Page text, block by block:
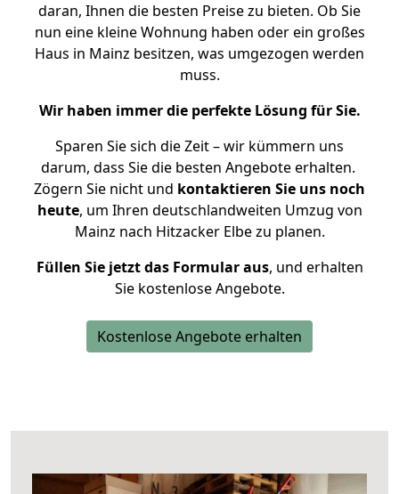
daran, Ihnen die besten Preise zu bieten. Ob Sie
nun eine kleine Wohnung haben oder ein großes
Haus in Mainz besitzen, was umgezogen werden
muss.
Wir haben immer die perfekte Lösung für Sie.
Sparen Sie sich die Zeit – wir kümmern uns
darum, dass Sie die besten Angebote erhalten.
Zögern Sie nicht und kontaktieren Sie uns noch
heute, um Ihren deutschlandweiten Umzug von
Mainz nach Hitzacker Elbe zu planen.
Füllen Sie jetzt das Formular aus, und erhalten
Sie kostenlose Angebote.
Kostenlose Angebote erhalten